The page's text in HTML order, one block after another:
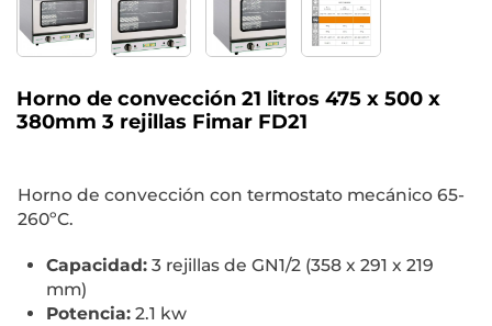
Horno de convección 21 litros 475 x 500 x
380mm 3 rejillas Fimar FD21
Horno de convección con termostato mecánico 65-
260ºC.
Capacidad: 3 rejillas de GN1/2 (358 x 291 x 219
mm)
Potencia: 2.1 kw